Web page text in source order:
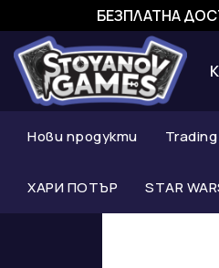
БЕЗПЛАТНА
Нови продукти
ХАРИ ПОТЪР STAR